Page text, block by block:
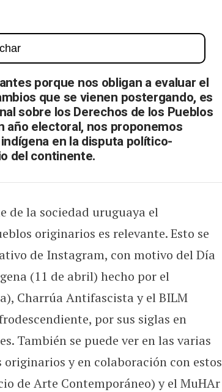
Indígena
porque nos obligan a evaluar el
que se vienen postergando, es
sobre los Derechos de los Pueblos
año electoral, nos proponemos
en la disputa político-
del continente.
de la sociedad uruguaya el
originarios es relevante. Esto se
de Instagram, con motivo del Día
(11 de abril) hecho por el
Charrúa Antifascista y el BILM
por sus siglas en
También se puede ver en las varias
y en colaboración con estos
de Arte Contemporáneo) y el MuHAr